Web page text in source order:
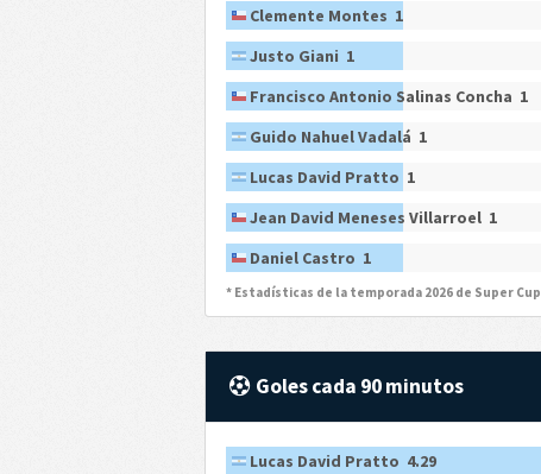
Clemente Montes 1
Justo Giani 1
Francisco Antonio Salinas Concha 1
Guido Nahuel Vadalá 1
Lucas David Pratto 1
Jean David Meneses Villarroel 1
Daniel Castro 1
* Estadísticas de la temporada 2026 de Super Cup
Goles cada 90 minutos
Lucas David Pratto 4.29